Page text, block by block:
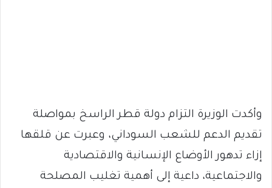
وأكدت الوزيرة التزام دولة قطر الراسخ بمواصلة
تقديم الدعم للشعب السوداني، وعبرت عن قلقها
إزاء تدهور الأوضاع الإنسانية والاقتصادية
والاجتماعية، داعية إلى أهمية تغليب المصلحة